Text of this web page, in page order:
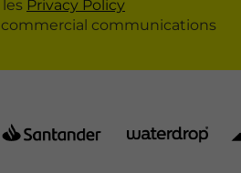
Privacy Policy
commercial communications